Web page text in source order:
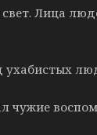
Лица
ухабистых
чужие